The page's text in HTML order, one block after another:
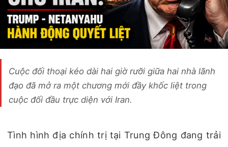
Cuộc đối thoại kéo dài hai giờ rưỡi giữa hai nhà lãnh
đạo đã mở ra một chương mới đầy khốc liệt trong
cuộc đối đầu trực diện với Iran.
Tình hình địa chính trị tại Trung Đông đang trải